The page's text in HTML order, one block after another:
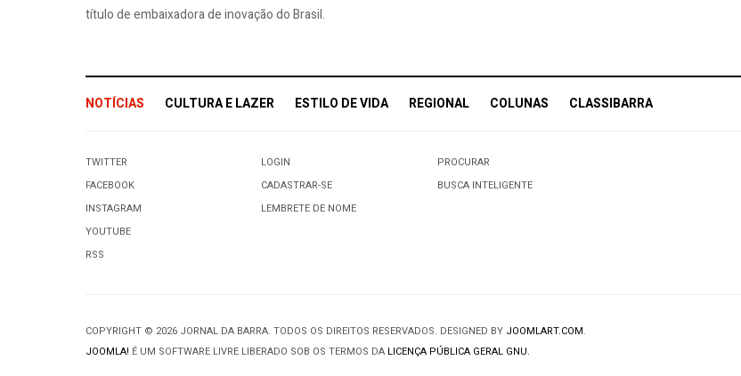
título de embaixadora de inovação do Brasil.
NOTÍCIAS CULTURA E LAZER ESTILO DE VIDA REGIONAL COLUNAS CLASSIBARRA
TWITTER
FACEBOOK
INSTAGRAM
YOUTUBE
RSS
LOGIN
CADASTRAR-SE
LEMBRETE DE NOME
PROCURAR
BUSCA INTELIGENTE
COPYRIGHT © 2026 JORNAL DA BARRA. TODOS OS DIREITOS RESERVADOS. DESIGNED BY JOOMLART.COM.
JOOMLA! É UM SOFTWARE LIVRE LIBERADO SOB OS TERMOS DA LICENÇA PÚBLICA GERAL GNU.